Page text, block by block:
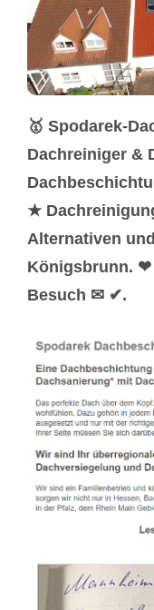
🥇 Spodarek-
Dachreiniger &
★
Alternativen
Königsbrunn. ❤
Besuch ✉ ✔.